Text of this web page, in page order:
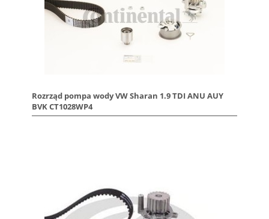
Rozrząd pompa wody VW Sharan 1.9 TDI ANU AUY
BVK CT1028WP4